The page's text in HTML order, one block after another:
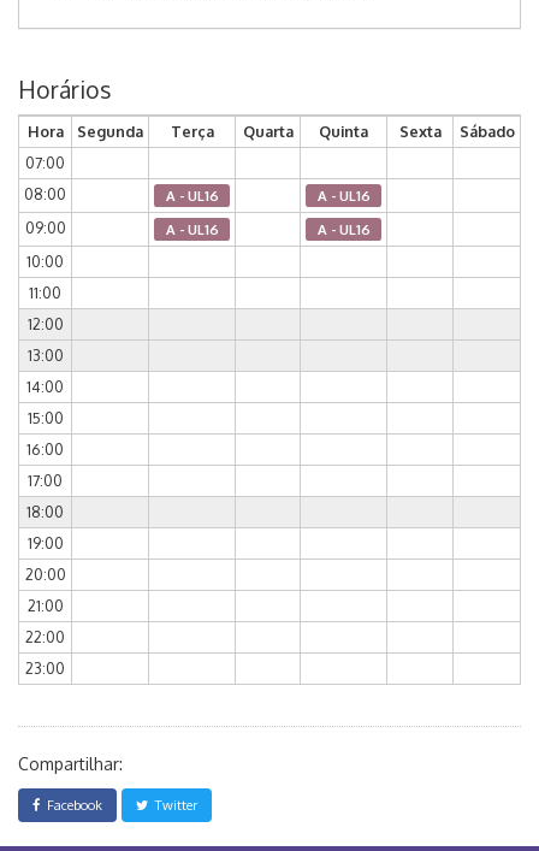
Horários
Hora Segunda Terça Quarta Quinta Sexta
Sábado
07:00
08:00
A - UL16 A - UL16
09:00 A - UL16 A - UL16
10:00
11:00
12:00
13:00
14:00
15:00
16:00
17:00
18:00
19:00
20:00
21:00
22:00
23:00
Compartilhar:
Facebook Twitter